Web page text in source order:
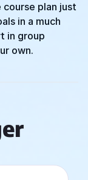
plan just
in a much
in group
own.